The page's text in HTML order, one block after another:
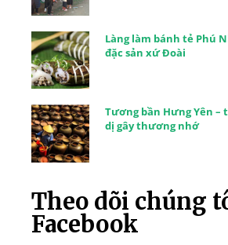
Làng làm bánh tẻ Phú
đặc sản xứ Đoài
Tương bần Hưng Yên –
dị gây thương nhớ
Theo dõi chúng
Facebook